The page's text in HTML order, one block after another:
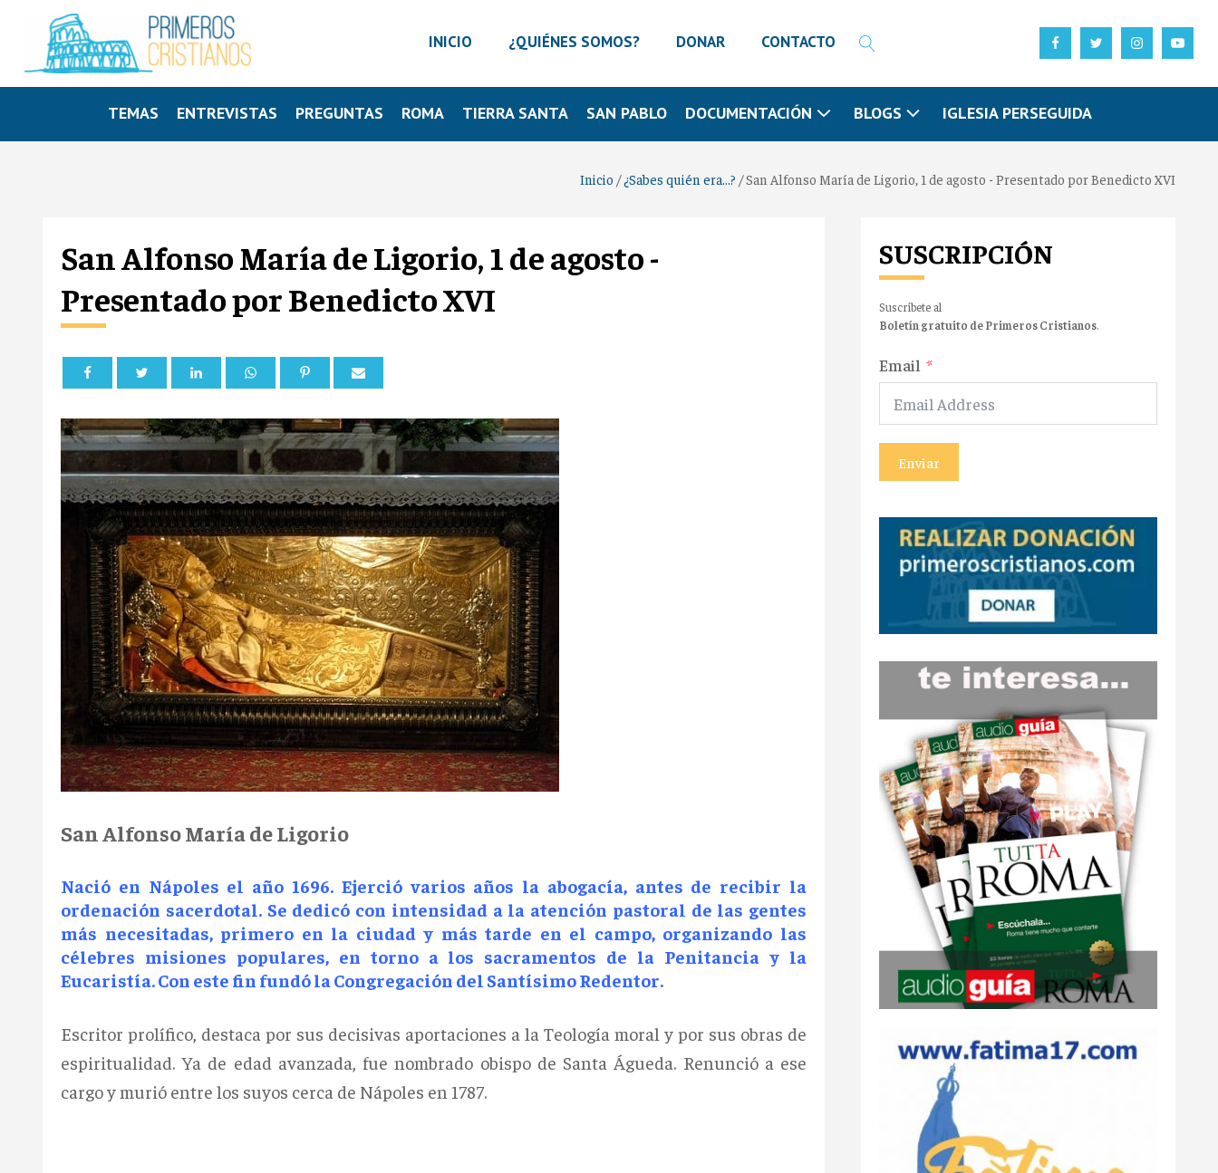
INICIO ¿QUIÉNES SOMOS? DONAR CONTACTO
TEMAS ENTREVISTAS PREGUNTAS ROMA TIERRA SANTA SAN PABLO DOCUMENTACIÓN BLOGS IGLESIA PERSEGUIDA
Inicio /¿Sabes quién era...? /San Alfonso María de Ligorio, 1 de agosto - Presentado por Benedicto XVI
San Alfonso María de Ligorio, 1 de agosto -
Presentado por Benedicto XVI
San Alfonso María de Ligorio
Nació en Nápoles el año 1696. Ejerció varios años la abogacía, antes de recibir la
ordenación sacerdotal. Se dedicó con intensidad a la atención pastoral de las gentes
más necesitadas, primero en la ciudad y más tarde en el campo, organizando las
célebres misiones populares, en torno a los sacramentos de la Penitancia y la
Eucaristía. Con este fin fundó la Congregación del Santísimo Redentor.
Escritor prolífico, destaca por sus decisivas aportaciones a la Teología moral y por sus obras de
espiritualidad. Ya de edad avanzada, fue nombrado obispo de Santa Águeda. Renunció a ese
cargo y murió entre los suyos cerca de Nápoles en 1787.
SUSCRIPCIÓN
Suscríbete al
Boletín gratuito de Primeros Cristianos.
Email
Enviar